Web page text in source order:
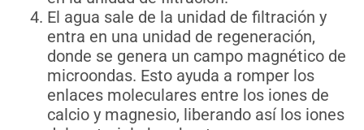
El agua sale de la unidad de filtración y
entra en una unidad de regeneración,
donde se genera un campo magnético de
microondas. Esto ayuda a romper los
enlaces moleculares entre los iones de
calcio y magnesio, liberando así los iones